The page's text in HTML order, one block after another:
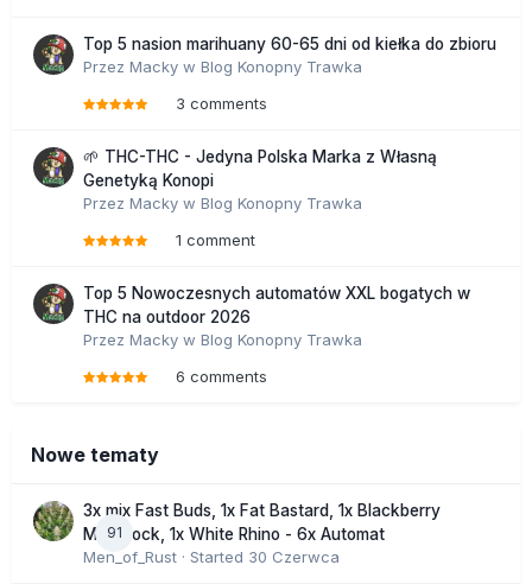
Top 5 nasion marihuany 60-65 dni od kiełka do zbioru
Przez Macky w Blog Konopny Trawka
3 comments
🌱 THC-THC - Jedyna Polska Marka z Własną
Genetyką Konopi
Przez Macky w Blog Konopny Trawka
1 comment
Top 5 Nowoczesnych automatów XXL bogatych w
THC na outdoor 2026
Przez Macky w Blog Konopny Trawka
6 comments
Nowe tematy
91
3x mix Fast Buds, 1x Fat Bastard, 1x Blackberry
Moonrock, 1x White Rhino - 6x Automat
Men_of_Rust · Started 30 Czerwca